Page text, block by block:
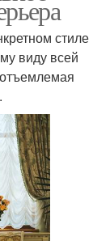
стиле
виду всей